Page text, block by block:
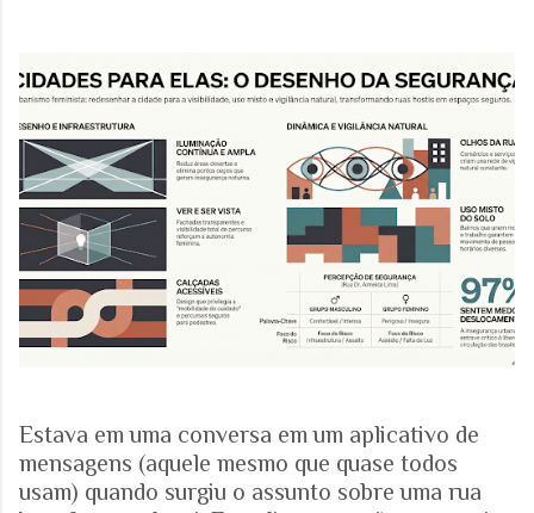
Estava em uma conversa em um aplicativo de
mensagens (aquele mesmo que quase todos
usam) quando surgiu o assunto sobre uma rua